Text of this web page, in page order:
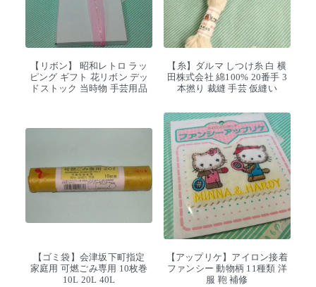
【リボン】 昭和レトロ ラッ
ピング ギフト 花リボン デッ
ドストック 当時物 手芸用品
【糸】ダルマ しつけ糸 白 横
田株式会社 綿100% 20番手 3
本撚り 裁縫 手芸 仮縫い
【ゴミ袋】会津坂下町指定
家庭用 可燃ごみ専用 10枚巻
10L 20L 40L
【アップリケ】アイロン接着
ファンシー 動物柄 11種類 洋
服 鞄 補修